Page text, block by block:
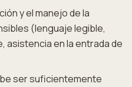
y el manejo de la
(lenguaje legible,
en la entrada de
ser suficientemente